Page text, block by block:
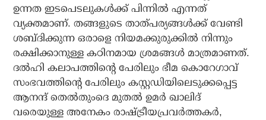
ഉന്നത ഇടപെടലുകള്‍ക്ക് പിന്നില്‍ എന്നത്
വ്യക്തമാണ്. തങ്ങളുടെ താത്പര്യങ്ങള്‍ക്ക് വേണ്ടി
ശബ്ദിക്കുന്ന ഒരാളെ നിയമക്കുരുക്കില്‍ നിന്നും
രക്ഷിക്കാനുള്ള കഠിനമായ ശ്രമങ്ങള്‍ മാത്രമാണത്.
ദല്‍ഹി കലാപത്തിന്റെ പേരിലും ഭീമ കൊറേഗാവ്
സംഭവത്തിന്റെ പേരിലും കസ്റ്റഡിയിലെടുക്കപ്പെട്ട
ആനന്ദ് തെല്‍തുംദെ മുതല്‍ ഉമര്‍ ഖാലിദ്
വരെയുള്ള അനേകം രാഷ്ട്രീയപ്രവര്‍ത്തകര്‍,